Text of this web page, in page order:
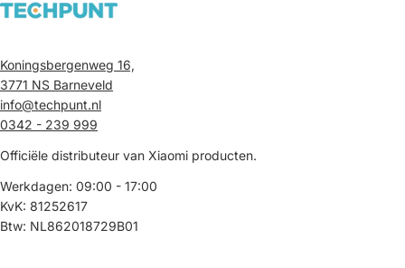
Koningsbergenweg 16,
3771 NS Barneveld
info@techpunt.nl
0342 - 239 999
Officiële distributeur van Xiaomi producten.
Werkdagen: 09:00 - 17:00
KvK: 81252617
Btw: NL862018729B01